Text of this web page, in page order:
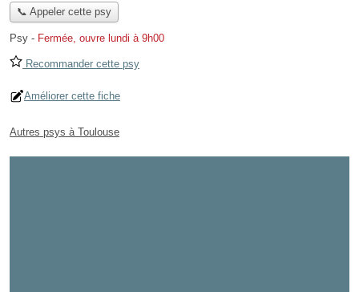
📞 Appeler cette psy
Psy - Fermée, ouvre lundi à 9h00
Recommander cette psy
Améliorer cette fiche
Autres psys à Toulouse